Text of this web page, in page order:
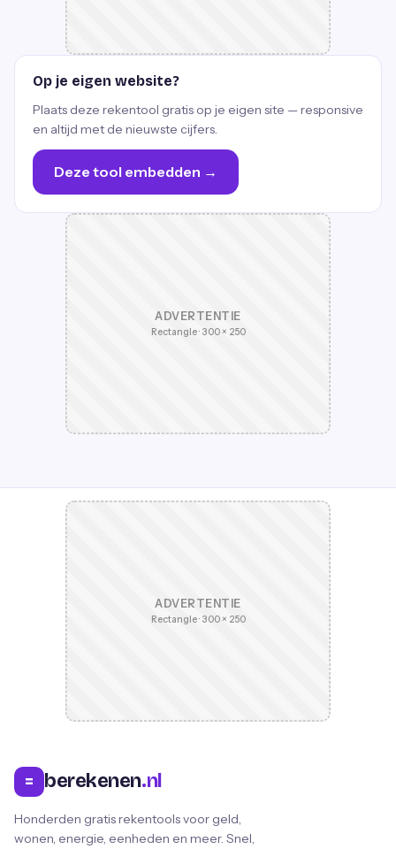
Op je eigen website?
Plaats deze rekentool gratis op je eigen site — responsive
en altijd met de nieuwste cijfers.
Deze tool embedden →
ADVERTENTIE
Rectangle · 300 × 250
ADVERTENTIE
Rectangle · 300 × 250
= berekenen.nl
Honderden gratis rekentools voor geld,
wonen, energie, eenheden en meer. Snel,